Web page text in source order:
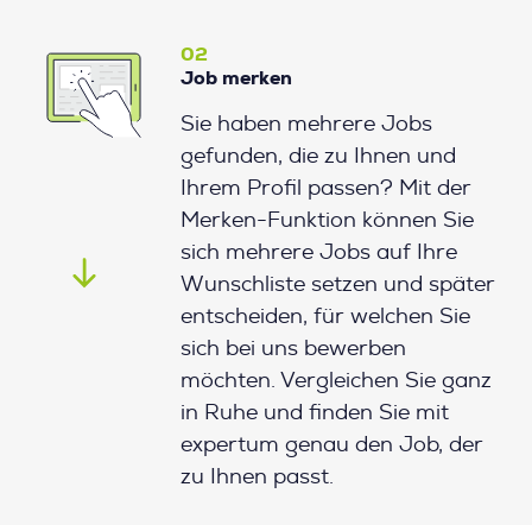
02
Job merken
Sie haben mehrere Jobs
gefunden, die zu Ihnen und
Ihrem Profil passen? Mit der
Merken-Funktion können Sie
sich mehrere Jobs auf Ihre
Wunschliste setzen und später
entscheiden, für welchen Sie
sich bei uns bewerben
möchten. Vergleichen Sie ganz
in Ruhe und finden Sie mit
expertum genau den Job, der
zu Ihnen passt.